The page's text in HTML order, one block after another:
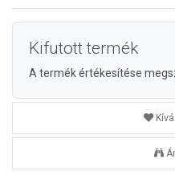
Kifutott termék
A termék értékesítése